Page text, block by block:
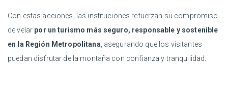
Con estas acciones, las instituciones refuerzan su compromiso
de velar por un turismo más seguro, responsable y sostenible
en la Región Metropolitana , asegurando que los visitantes
puedan disfrutar de la montaña con confianza y tranquilidad.